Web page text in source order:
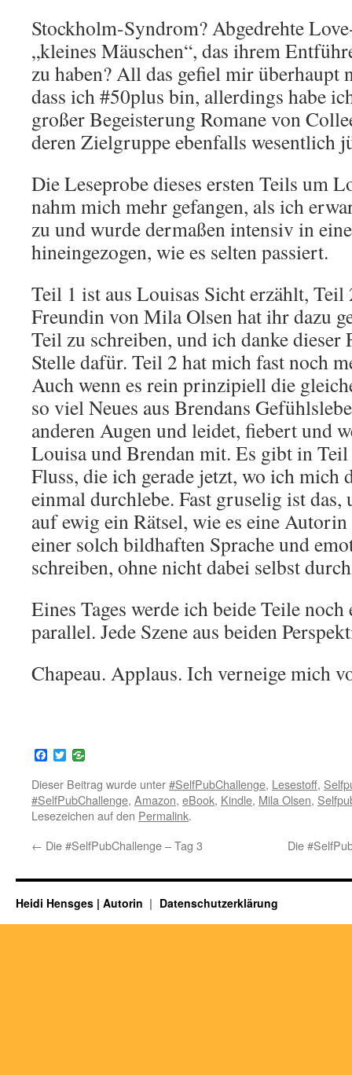
Stockholm-Syndrom? Abgedrehte
„kleines Mäuschen“, das ihrem
zu haben? All das gefiel mir überhaupt
dass ich #50plus bin, allerdings habe
großer Begeisterung Romane von
deren Zielgruppe ebenfalls wesentlich
Die Leseprobe dieses ersten Teils um
nahm mich mehr gefangen, als ich
zu und wurde dermaßen intensiv in
hineingezogen, wie es selten passiert.
Teil 1 ist aus Louisas Sicht erzählt, Teil
Freundin von Mila Olsen hat ihr dazu
Teil zu schreiben, und ich danke dieser
Stelle dafür. Teil 2 hat mich fast noch
Auch wenn es rein prinzipiell die
so viel Neues aus Brendans
anderen Augen und leidet, fiebert und
Louisa und Brendan mit. Es gibt in Teil
Fluss, die ich gerade jetzt, wo ich mich
einmal durchlebe. Fast gruselig ist
auf ewig ein Rätsel, wie es eine
einer solch bildhaften Sprache und
schreiben, ohne nicht dabei selbst
Eines Tages werde ich beide Teile
parallel. Jede Szene aus beiden
Chapeau. Applaus. Ich verneige mich
Facebook
Twitter
Dieser Beitrag wurde unter#SelfPubChallenge, Lesestoff,
#SelfPubChallenge, Amazon, eBook, Kindle, Mila Olsen,
Lesezeichen auf den Permalink.
← Die #SelfPubChallenge – Tag 3 Die
Heidi Hensges | Autorin Datenschutzerklärung